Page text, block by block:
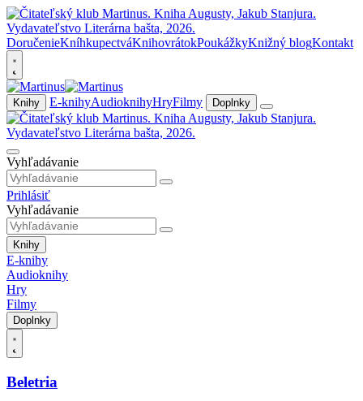
DoručenieKníhkupectváKnihovrátokPoukážkyKnižný blogKontakt
Knihy E-knihyAudioknihyHryFilmy Doplnky
Vyhľadávanie
Prihlásiť
Vyhľadávanie
Knihy
E-knihy
Audioknihy
Hry
Filmy
Doplnky
Beletria